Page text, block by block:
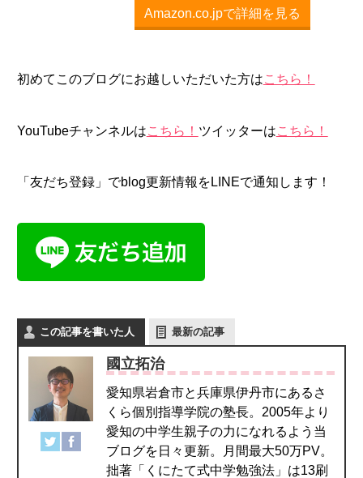
Amazon.co.jpで詳細を見る
初めてこのブログにお越しいただいた方はこちら！
YouTubeチャンネルはこちら！ ツイッターはこちら！
「友だち登録」でblog更新情報をLINEで通知します！
この記事を書いた人 最新の記事
國立拓治
愛知県岩倉市と兵庫県伊丹市にあるさ
くら個別指導学院の塾長。2005年より
愛知の中学生親子の力になれるよう当
ブログを日々更新。月間最大50万PV。
拙著「くにたて式中学勉強法」は13刷